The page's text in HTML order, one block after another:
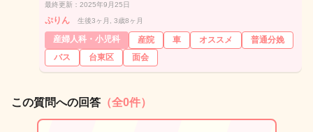
最終更新：2025年9月25日
ぷりん 生後3ヶ月, 3歳8ヶ月
産婦人科・小児科 産院 車 オススメ
普通分娩
バス
台東区 面会
この質問への回答 （全0件）